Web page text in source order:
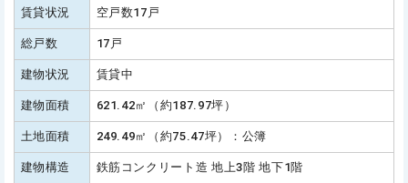
賃貸状況 空戸数17戸
総戸数 17戸
建物状況 賃貸中
建物面積 621.42㎡（約187.97坪）
土地面積 249.49㎡（約75.47坪）：公簿
建物構造 鉄筋コンクリート造 地上3階 地下1階